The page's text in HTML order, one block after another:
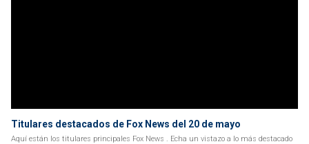
Titulares destacados de Fox News del 20 de mayo
Aquí están los titulares principales Fox News . Echa un vistazo a lo más destacado